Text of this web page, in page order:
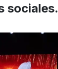
sociales.